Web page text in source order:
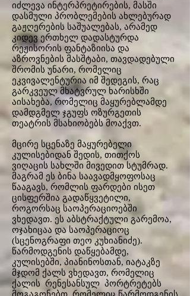
იძლევა ინტერპრეტირების, მასში
დასმული პრობლემების ახლებურად
გაჟღერების საშუალებას, არამედ
კიდევ ერთხელ დადასტურდა
რეჟისორის ფანტაზიისა და
აზროვნების მასშტაბი, თავდადებული
შრომის უნარი, რომელიც
ეკვივალენტურია იმ შედეგის, რაც
გარკვეულ მხატვრულ ხარისხში
აისახება, რომელიც მაყურებლამდე
დამდგმელ ჯგუფს ოზურგეთის
თეატრის მსახიობებს მოაქვთ.
მცირე სცენაზე მაყურებელი
კულისებიდან შედის, თითქოს
ვიღაცის სახლში მივედით სტუმრად.
მაგრამ ეს ბინა საავადმყოფოსაც
წააგავს, რომლის ფარდები ისეთ
ცისფერშია გადაწყვეტილი,
როგორსაც საოპერაციოებში
ვხედავთ. ეს აბსტრაქტული გარემოა,
ოჯახიცაა და საოპერაციოც
(სცენოგრაფი თეო კუხიანიძე).
წარმოდგენის დაწყებამდე,
კულისებში, პიანინოსთან, იატაკზე
მჯდომ ქალს ვხედავთ, რომელიც
ქალის რენესანსულ პორტრეტებს